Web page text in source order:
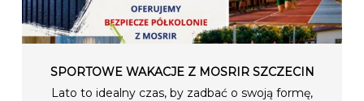
SPORTOWE WAKACJE Z MOSRIR SZCZECIN
Lato to idealny czas, by zadbać o swoją formę,